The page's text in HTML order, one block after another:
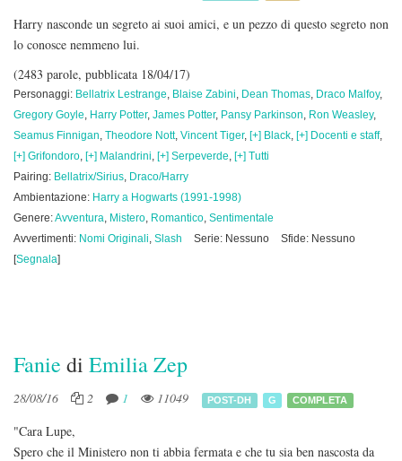
Harry nasconde un segreto ai suoi amici, e un pezzo di questo segreto non
lo conosce nemmeno lui.
(2483 parole, pubblicata 18/04/17)
Personaggi: Bellatrix Lestrange, Blaise Zabini, Dean Thomas, Draco Malfoy,
Gregory Goyle, Harry Potter, James Potter, Pansy Parkinson, Ron Weasley,
Seamus Finnigan, Theodore Nott, Vincent Tiger, [+] Black, [+] Docenti e staff,
[+] Grifondoro, [+] Malandrini, [+] Serpeverde, [+] Tutti
Pairing: Bellatrix/Sirius, Draco/Harry
Ambientazione: Harry a Hogwarts (1991-1998)
Genere:Avventura, Mistero, Romantico, Sentimentale
Avvertimenti: Nomi Originali, Slash Serie: Nessuno
Sfide: Nessuno
[Segnala]
Fanie di Emilia Zep
28/08/16 2 1 11049 POST-DH G COMPLETA
"Cara Lupe,
Spero che il Ministero non ti abbia fermata e che tu sia ben nascosta da